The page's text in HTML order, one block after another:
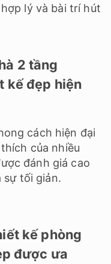
lý và bài trí hút
2 tầng
kế đẹp hiện
cách hiện đại
của nhiều
đánh giá cao
sự tối giản.
kế phòng
được ưa